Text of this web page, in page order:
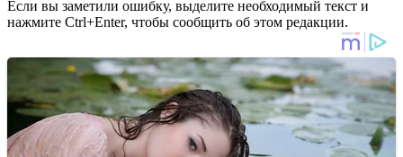
Если вы заметили ошибку, выделите необходимый текст и
нажмите Ctrl+Enter, чтобы сообщить об этом редакции.